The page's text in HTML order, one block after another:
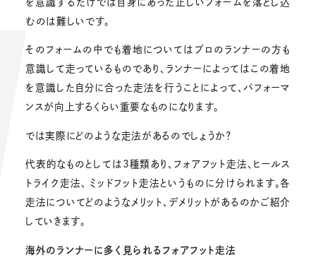
むのは難しいです。
そのフォームの中でも着地についてはプロのランナーの方も
意識して走っているものであり、ランナーによってはこの着地
を意識した自分に合った走法を行うことによって、パフォーマ
ンスが向上するくらい重要なものになります。
では実際にどのような走法があるのでしょうか？
代表的なものとしては3種類あり、フォアフット走法、ヒールス
トライク走法、 ミッドフット走法というものに分けられます。各
走法についてどのようなメリット、デメリットがあるのかご紹介
していきます。
海外のランナーに多く見られるフォアフット走法